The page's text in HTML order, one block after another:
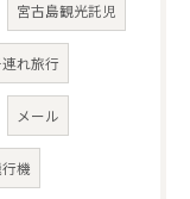
宮古島観光託児
れ旅行
メール
機